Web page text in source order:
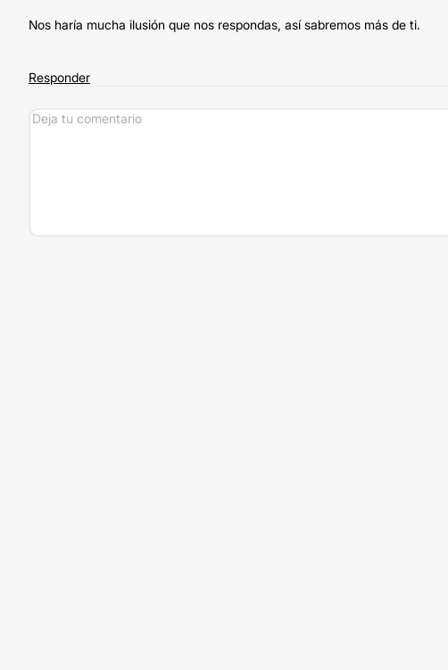
Nos haría mucha ilusión que nos respondas, así sabremos más de ti.
Responder